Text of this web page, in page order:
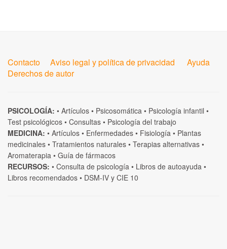
Contacto Aviso legal y política de privacidad
Ayuda
Derechos de autor
PSICOLOGÍA: • Artículos • Psicosomática • Psicología infantil •
Test psicológicos • Consultas • Psicología del trabajo
MEDICINA: • Artículos • Enfermedades • Fisiología • Plantas
medicinales • Tratamientos naturales • Terapias alternativas •
Aromaterapia • Guía de fármacos
RECURSOS: • Consulta de psicología • Libros de autoayuda •
Libros recomendados • DSM-IV y CIE 10